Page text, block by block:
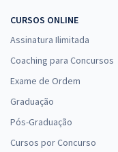
CURSOS ONLINE
Assinatura Ilimitada
Coaching para Concursos
Exame de Ordem
Graduação
Pós-Graduação
Cursos por Concurso